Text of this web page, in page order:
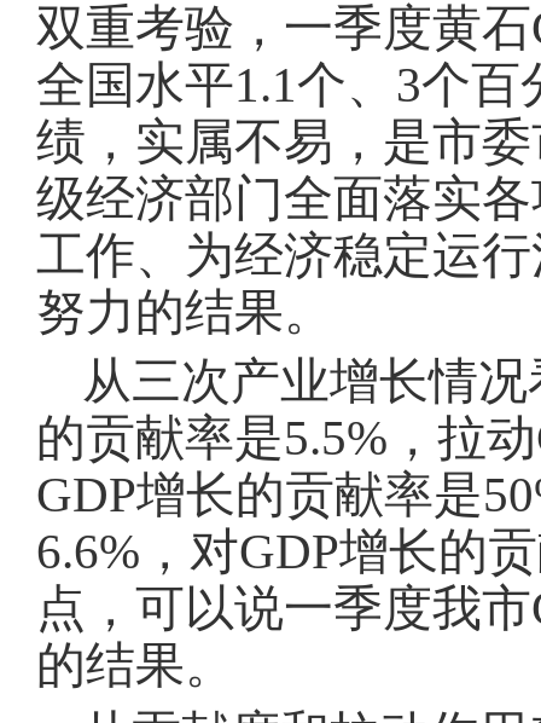
双重考验，一季度黄石
全国水平1.1个、3个
绩，实属不易，是市
级经济部门全面落实
工作、为经济稳定运
努力的结果。
从三次产业增长情
的贡献率是5.5%，拉
GDP增长的贡献率是
6.6%，对GDP增长的
点，可以说一季度我
的结果。